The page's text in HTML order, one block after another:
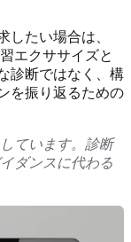
したい場合は、
エクササイズと
診断ではなく、構
を振り返るための
ています。診断
ダンスに代わる